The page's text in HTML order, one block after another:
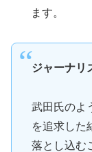
ます。
ジャーナリ
武田氏のよ
を追求した
落とし込む